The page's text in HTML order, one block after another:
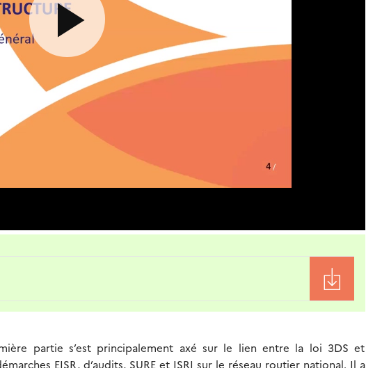
partie s’est principalement axé sur le lien entre la loi 3DS et
EISR, d’audits, SURE et ISRI sur le réseau routier national. Il a